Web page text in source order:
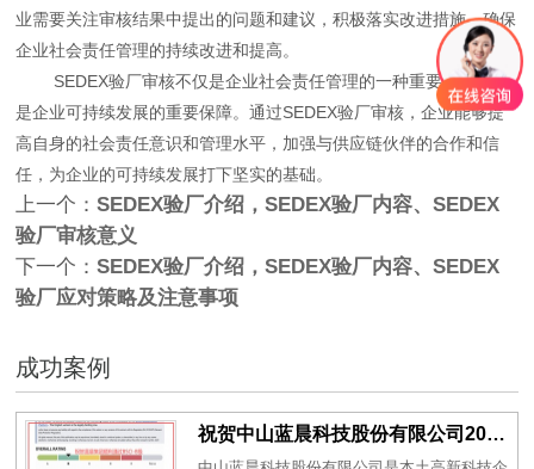
业需要关注审核结果中提出的问题和建议，积极落实改进措施，确保
企业社会责任管理的持续改进和提高。
SEDEX验厂审核不仅是企业社会责任管理的一种重要手段，也
是企业可持续发展的重要保障。通过SEDEX验厂审核，企业能够提
高自身的社会责任意识和管理水平，加强与供应链伙伴的合作和信
任，为企业的可持续发展打下坚实的基础。
上一个：SEDEX验厂介绍，SEDEX验厂内容、SEDEX
验厂审核意义
下一个：SEDEX验厂介绍，SEDEX验厂内容、SEDEX
验厂应对策略及注意事项
成功案例
祝贺中山蓝晨科技股份有限公司2026年一次性成功通过BSCI验厂-B级